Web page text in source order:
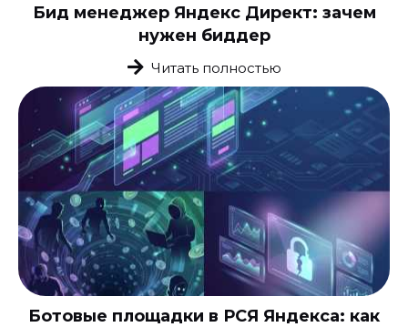
Бид менеджер Яндекс Директ: зачем
нужен биддер
Читать полностью
Ботовые площадки в РСЯ Яндекса: как